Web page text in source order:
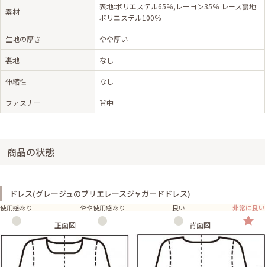
素材
表地:ポリエステル65％,レーヨン35％ レース裏地:
ポリエステル100％
生地の厚さ やや厚い
裏地 なし
伸縮性 なし
ファスナー 背中
商品の状態
ドレス(グレージュのブリエレースジャガードドレス)
使用感あり やや使用感あり 良い 非常に良い
正面図 背面図